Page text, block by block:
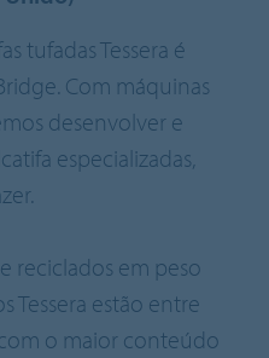
tufadas Tessera é
Com máquinas
desenvolver e
especializadas,
reciclados em peso
Tessera estão entre
o maior conteúdo